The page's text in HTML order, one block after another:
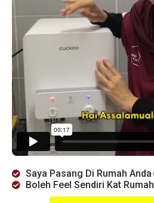
Saya Pasang Di Rumah Anda
Boleh Feel Sendiri Kat Rumah